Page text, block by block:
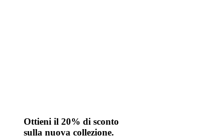
Ottieni il 20% di sconto
sulla nuova collezione.